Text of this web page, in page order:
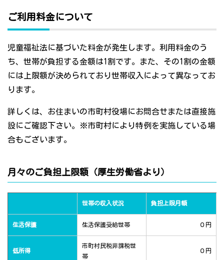
ご利用料金について
児童福祉法に基づいた料金が発生します。利用料金のう
ち、世帯が負担する金額は1割です。また、その1割の金額
には上限額が決められており世帯収入によって異なってお
ります。
詳しくは、お住まいの市町村役場にお問合せまたは直接施
設にご確認下さい。※市町村により特例を実施している場
合もございます。
月々のご負担上限額（厚生労働省より）
世帯の収入状況 負担上限月額
生活保護 生活保護受給世帯 ０円
低所得
市町村民税非課税世
帯
０円